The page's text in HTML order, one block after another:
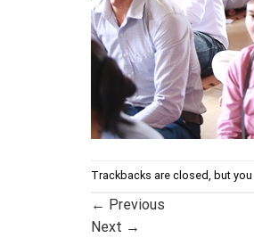
Trackbacks are closed, but you
← Previous
Next →